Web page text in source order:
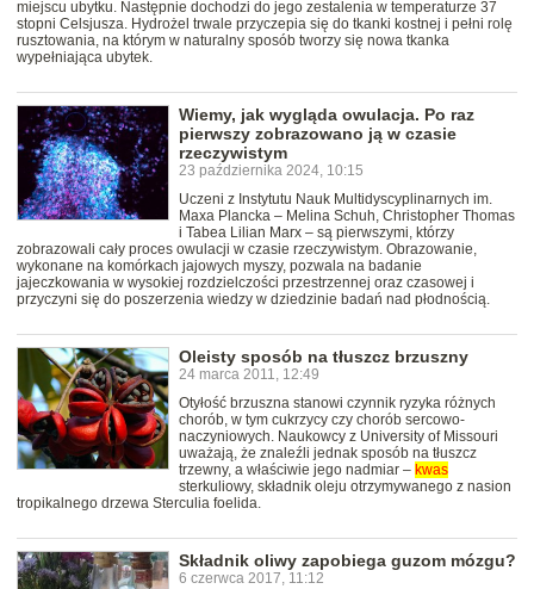
miejscu ubytku. Następnie dochodzi do jego zestalenia w temperaturze 37
stopni Celsjusza. Hydrożel trwale przyczepia się do tkanki kostnej i pełni rolę
rusztowania, na którym w naturalny sposób tworzy się nowa tkanka
wypełniająca ubytek.
Wiemy, jak wygląda owulacja. Po raz
pierwszy zobrazowano ją w czasie
rzeczywistym
23 października 2024, 10:15
Uczeni z Instytutu Nauk Multidyscyplinarnych im.
Maxa Plancka – Melina Schuh, Christopher Thomas
i Tabea Lilian Marx – są pierwszymi, którzy
zobrazowali cały proces owulacji w czasie rzeczywistym. Obrazowanie,
wykonane na komórkach jajowych myszy, pozwala na badanie
jajeczkowania w wysokiej rozdzielczości przestrzennej oraz czasowej i
przyczyni się do poszerzenia wiedzy w dziedzinie badań nad płodnością.
Oleisty sposób na tłuszcz brzuszny
24 marca 2011, 12:49
Otyłość brzuszna stanowi czynnik ryzyka różnych
chorób, w tym cukrzycy czy chorób sercowo-
naczyniowych. Naukowcy z University of Missouri
uważają, że znaleźli jednak sposób na tłuszcz
trzewny, a właściwie jego nadmiar – kwas
sterkuliowy, składnik oleju otrzymywanego z nasion
tropikalnego drzewa Sterculia foelida.
Składnik oliwy zapobiega guzom mózgu?
6 czerwca 2017, 11:12